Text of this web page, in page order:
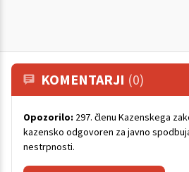
KOMENTARJI (0)
Opozorilo: 297. členu Kazenskega
kazensko odgovoren za javno
nestrpnosti.